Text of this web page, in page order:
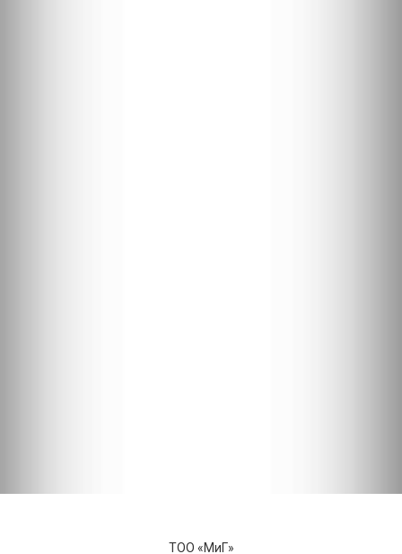
ТОО «МиГ»